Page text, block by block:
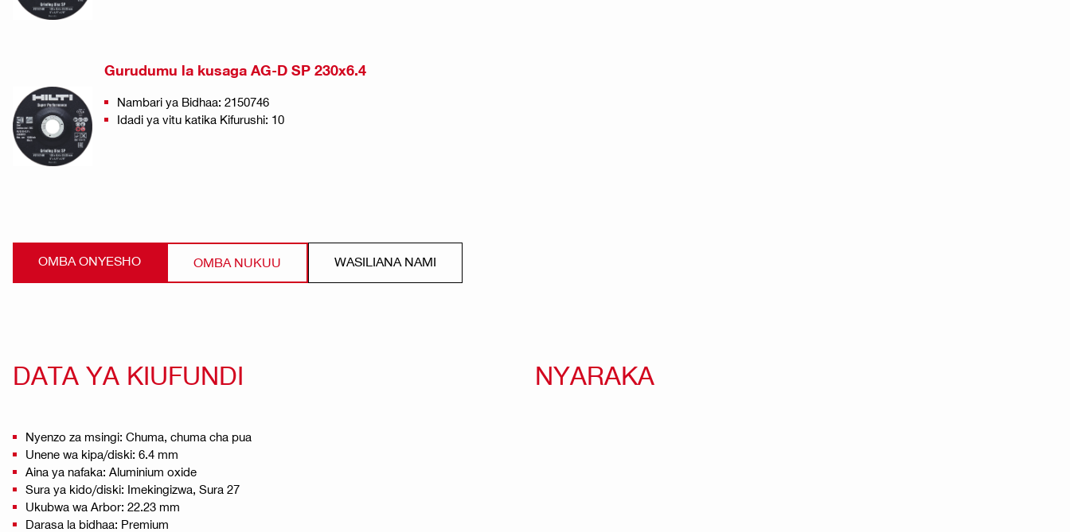
Gurudumu la kusaga AG-D SP 230x6.4
Nambari ya Bidhaa: 2150746
Idadi ya vitu katika Kifurushi: 10
OMBA ONYESHO OMBA NUKUU WASILIANA NAMI
DATA YA KIUFUNDI
Nyenzo za msingi: Chuma, chuma cha pua
Unene wa kipa/diski: 6.4 mm
Aina ya nafaka: Aluminium oxide
Sura ya kido/diski: Imekingizwa, Sura 27
Ukubwa wa Arbor: 22.23 mm
Darasa la bidhaa: Premium
NYARAKA